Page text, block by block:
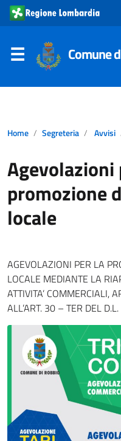
Comune
Home Segreteria Avvisi
Agevolazioni
promozione
locale
AGEVOLAZIONI PER LA
LOCALE MEDIANTE LA
ATTIVITA’ COMMERCIALI,
ALL’ART. 30 – TER DEL